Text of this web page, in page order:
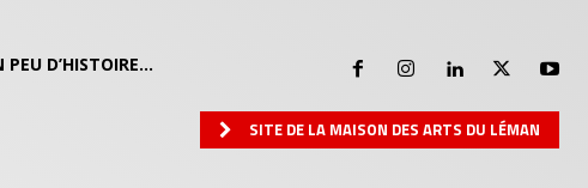
PEU D’HISTOIRE…
SITE DE LA MAISON DES ARTS DU LÉMAN